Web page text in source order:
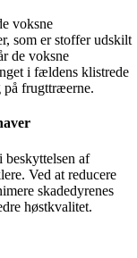
voksne
som er stoffer udskilt
de voksne
i fældens klistrede
frugttræerne.
af
Ved at reducere
skadedyrenes
høstkvalitet.